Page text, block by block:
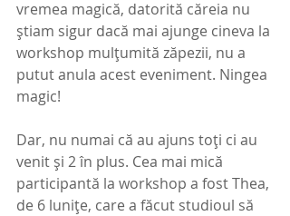
vremea magică, datorită căreia nu
știam sigur dacă mai ajunge cineva la
workshop mulțumită zăpezii, nu a
putut anula acest eveniment. Ningea
magic!
Dar, nu numai că au ajuns toți ci au
venit și 2 în plus. Cea mai mică
participantă la workshop a fost Thea,
de 6 lunițe, care a făcut studioul să